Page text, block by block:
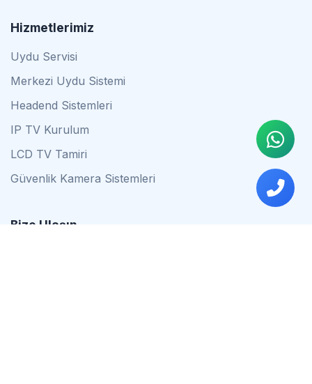
Hizmetlerimiz
Uydu Servisi
Merkezi Uydu Sistemi
Headend Sistemleri
IP TV Kurulum
LCD TV Tamiri
Güvenlik Kamera Sistemleri
Bize Ulaşın